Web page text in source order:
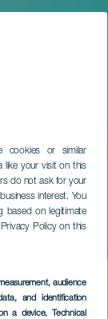
cookies or similar
like your visit on this
do not ask for your
interest. You
based on legitimate
Policy on this
audience
and identification
a device, Technical